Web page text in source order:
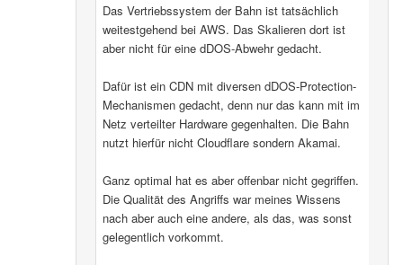
Das Vertriebssystem der Bahn ist tatsächlich
weitestgehend bei AWS. Das Skalieren dort ist
aber nicht für eine dDOS-Abwehr gedacht.
Dafür ist ein CDN mit diversen dDOS-Protection-
Mechanismen gedacht, denn nur das kann mit im
Netz verteilter Hardware gegenhalten. Die Bahn
nutzt hierfür nicht Cloudflare sondern Akamai.
Ganz optimal hat es aber offenbar nicht gegriffen.
Die Qualität des Angriffs war meines Wissens
nach aber auch eine andere, als das, was sonst
gelegentlich vorkommt.